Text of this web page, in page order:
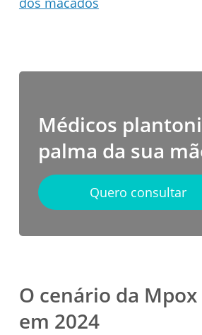
Médicos
palma da sua
Quero consultar
O cenário da
em 2024